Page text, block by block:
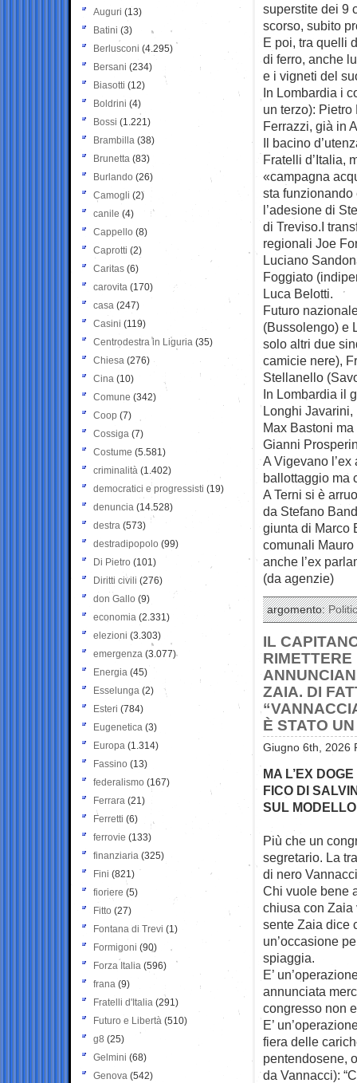
superstite dei 9
scorso, subito
E poi, tra quelli
di ferro, anche
e i vigneti del
In Lombardia i
un terzo):
Ferrazzi, già in
Il bacino
Fratelli d’Italia,
«campagna
sta funzionando
l’adesione di
di Treviso.I
regionali Joe
Luciano
Foggiato
Luca Belotti.
Futuro
(Bussolengo) e
solo altri due
camicie nere),
Stellanello
In Lombardia il
Longhi Javarini,
Max Bastoni
Gianni
A Vigevano
ballottaggio ma
A Terni si è
da Stefano
giunta di Marco
comunali
anche l’ex
(da agenzie)
argomento:
IL
ZAIA. DI
È STATO
Giugno 6th, 2026
MA L’EX
FICO DI
SUL
Più che un
segretario. La
di nero
Chi vuole bene
chiusa con Zaia
sente Zaia dice
un’occasione
spiaggia.
E’
annunciata
congresso non
E’
fiera delle
pentendosene,
da Vannacci):
Auguri (13)
Batini (3)
Berlusconi (4.295)
Bersani (234)
Biasotti (12)
Boldrini (4)
Bossi (1.221)
Brambilla (38)
Brunetta (83)
Burlando (26)
Camogli (2)
canile (4)
Cappello (8)
Caprotti (2)
Caritas (6)
carovita (170)
casa (247)
Casini (119)
Centrodestra in Liguria (35)
Chiesa (276)
Cina (10)
Comune (342)
Coop (7)
Cossiga (7)
Costume (5.581)
criminalità (1.402)
democratici e progressisti (19)
denuncia (14.528)
destra (573)
destradipopolo (99)
Di Pietro (101)
Diritti civili (276)
don Gallo (9)
economia (2.331)
elezioni (3.303)
emergenza (3.077)
Energia (45)
Esselunga (2)
Esteri (784)
Eugenetica (3)
Europa (1.314)
Fassino (13)
federalismo (167)
Ferrara (21)
Ferretti (6)
ferrovie (133)
finanziaria (325)
Fini (821)
fioriere (5)
Fitto (27)
Fontana di Trevi (1)
Formigoni (90)
Forza Italia (596)
frana (9)
Fratelli d'Italia (291)
Futuro e Libertà (510)
g8 (25)
Gelmini (68)
Genova (542)